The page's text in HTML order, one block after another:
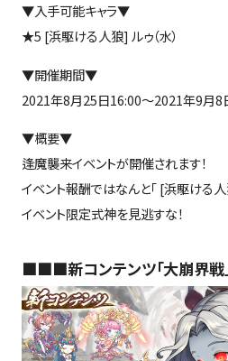
▼入手可能キャラ▼
★5 [浜駆ける人狼] ルゥ（水）
▼開催期間▼
2021年8月25日16:00～2021年9月8
▼概要▼
逢魔襲来イベントが開催されます！
イベント報酬ではなんと「 [浜駆ける人
イベント限定式神を見逃すな！
■■■新コンテンツ「大崩界